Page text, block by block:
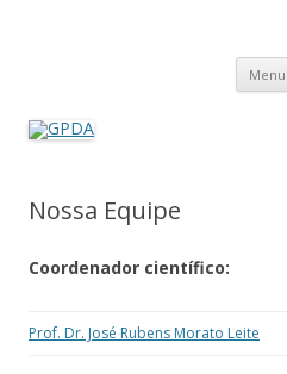
Menu
Nossa Equipe
Coordenador científico:
Prof. Dr. José Rubens Morato Leite